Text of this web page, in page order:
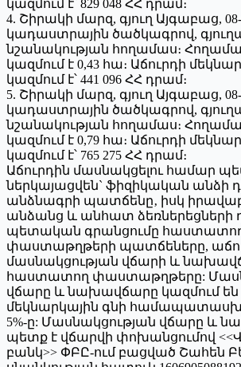
կազմում է՝ 829 048 ՀՀ դրամ։
4. Շիրակի մարզ, գյուղ Այգաբաց, 08-
կադաստրային ծածկագրով,
նշանակության հողամաս։
կազմում է 0,43 հա։ Աճուրդի
կազմում է՝ 441 096 ՀՀ դրամ։
5. Շիրակի մարզ, գյուղ Այգաբաց, 08-
կադաստրային ծածկագրով,
նշանակության հողամաս։
կազմում է 0,79 հա։ Աճուրդի
կազմում է՝ 765 275 ՀՀ դրամ։
Աճուրդին մասնակցելու համար
ներկայացվեն` ֆիզիկական անձի
անձնագրի պատճենը‚ իսկ
անձանց և անհատ ձեռներեցների
պետական գրանցումը
փաստաթղթերի պատճեները,
մասնակցության վճարի և
հաստատող փաստաթղթերը:
վճարը և նախավճարը կազմում են
մեկնարկային գնի
5%-ը: Մասնակցության վճարը և
պետք է վճարվի փոխանցումով
բանկ>> ՓԲԸ-ում բացված Շահեն